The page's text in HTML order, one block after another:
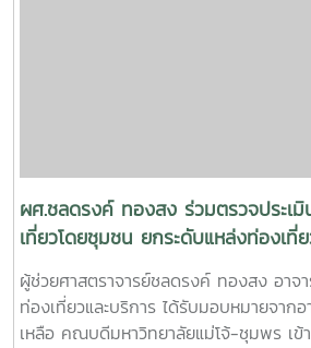
ตามเกณฑ์การประกันคุณภาพการศึกษาเ
เลิศ (EdPEx)
ผศ.ชลดรงค์ ทองสง ร่วมตรวจประเ
เที่ยวโดยชุมชน ยกระดับแหล่งท่องเ
ผู้ช่วยศาสตราจารย์ชลดรงค์ ทองสง อาจา
ท่องเที่ยวและบริการ ได้รับมอบหมายจาก
เหลือ คณบดีมหาวิทยาลัยแม่โจ้-ชุมพร เข้